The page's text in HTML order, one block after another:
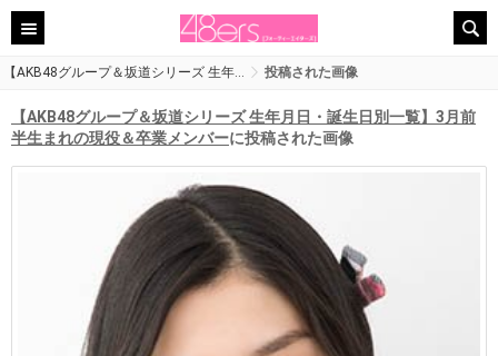
【AKB48グループ＆坂道シリーズ 生年… 投稿された画像
【AKB48グループ＆坂道シリーズ 生年月日・誕生日別一覧】3月前
半生まれの現役＆卒業メンバーに投稿された画像